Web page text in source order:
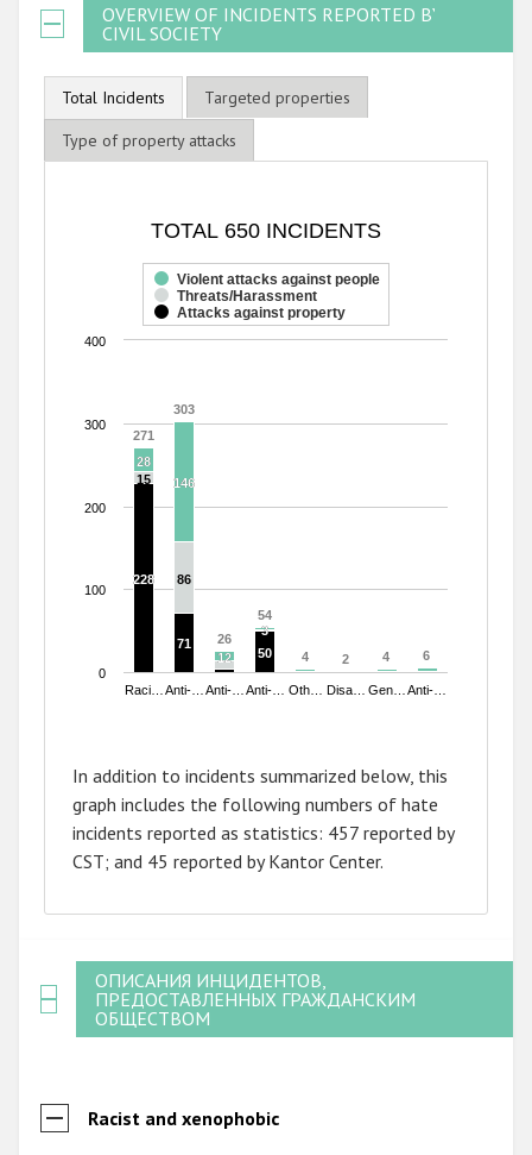
OVERVIEW OF INCIDENTS REPORTED BY
CIVIL SOCIETY
Total Incidents
Targeted properties
Type of property attacks
Bar chart with 3 data series.
The chart has 1 X axis displaying categories.
The chart has 1 Y axis displaying values. Range: 0 to 400.
TOTAL 650 INCIDENTS
271
271
303
303
26
26
54
54
4
4 2
2 4
4 6
6
28
28
146
146
12
12
3
3
15
15
86
86
228
228
71
71
50
50
Violent attacks against people
Threats/Harassment
Attacks against property
Raci… Anti-… Anti-… Anti-… Oth… Disa… Gen… Anti-…
0
100
200
300
400
In addition to incidents summarized below, this
graph includes the following numbers of hate
incidents reported as statistics: 457 reported by
CST; and 45 reported by Kantor Center.
ОПИСАНИЯ ИНЦИДЕНТОВ,
ПРЕДОСТАВЛЕННЫХ ГРАЖДАНСКИМ
ОБЩЕСТВОМ
Racist and xenophobic